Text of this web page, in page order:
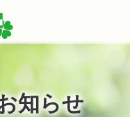
知らせ